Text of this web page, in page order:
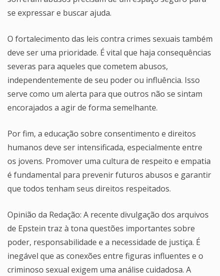
se expressar e buscar ajuda.
O fortalecimento das leis contra crimes sexuais também
deve ser uma prioridade. É vital que haja consequências
severas para aqueles que cometem abusos,
independentemente de seu poder ou influência. Isso
serve como um alerta para que outros não se sintam
encorajados a agir de forma semelhante.
Por fim, a educação sobre consentimento e direitos
humanos deve ser intensificada, especialmente entre
os jovens. Promover uma cultura de respeito e empatia
é fundamental para prevenir futuros abusos e garantir
que todos tenham seus direitos respeitados.
Opinião da Redação: A recente divulgação dos arquivos
de Epstein traz à tona questões importantes sobre
poder, responsabilidade e a necessidade de justiça. É
inegável que as conexões entre figuras influentes e o
criminoso sexual exigem uma análise cuidadosa. A